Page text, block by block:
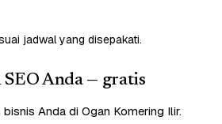
jadwal yang disepakati.
Anda — gratis
Anda di Ogan Komering Ilir.